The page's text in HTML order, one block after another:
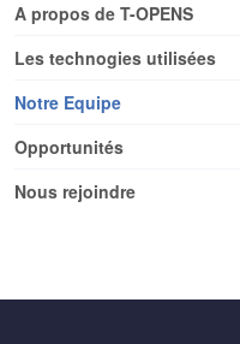
A propos de T-OPENS
Les technogies utilisées
Notre Equipe
Opportunités
Nous rejoindre